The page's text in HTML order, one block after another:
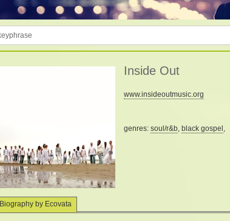
Inside Out
www.insideoutmusic.org
genres: soul/r&b, black gospel ,
Biography by Ecovata